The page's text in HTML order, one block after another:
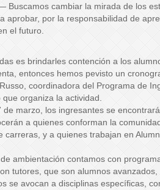
cambiar la mirada de los
aprobar, por la responsabilidad de
el futuro.
es brindarles contención a los
entonces hemos pevisto un
coordinadora del Programa de
organiza la actividad.
marzo, los ingresantes se
a quienes conforman la
carreras, y a quienes trabajan en
ambientación contamos con
tutores, que son alumnos
se avocan a disciplinas específicas,